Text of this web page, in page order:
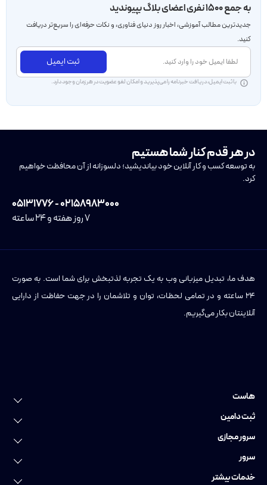
به جمع ۱۵۰۰ نفری اعضای بلاگ بپیوندید
جدید‌ترین مطالب آموزشی، اخبار روز دنیای فناوری، و نکات حرفه‌ای را سریع‌تر دریافت
کنید.
ثبت ایمیل
با ثبت ایمیل، دریافت خبرنامه را می‌پذیرید و امکان لغو عضویت در هر زمان وجود دارد.
در هر قدم کنار شما هستیم
به توسعه کسب و کار آنلاین خود بیاندیشید؛ دلسوزانه از آن محافظت خواهیم
کرد.
۰۲۱۵۸۹۸۳۰۰۰ - ۰۵۱۳۱۷۷۶
۷ روز هفته و ۲۴ ساعته
هدف ما، تبدیل میزبانی وب به یک تجربه لذتبخش برای شما است. به صورت
۲۴ ساعته و در تمامی لحظات، توان و تلاشمان را در جهت حفاظت از دارایی
آنلاینتان بکار می‌گیریم.
هاست
هاست لینوکس
هاست وردپرس
هاست ویندوز
هاست پایتون
ثبت دامین
ثبت دامنه عمومی
ثبت دامنه ایرانی
سرور مجازی
سرور مجازی ایران
سرور
خدمات بیشتر